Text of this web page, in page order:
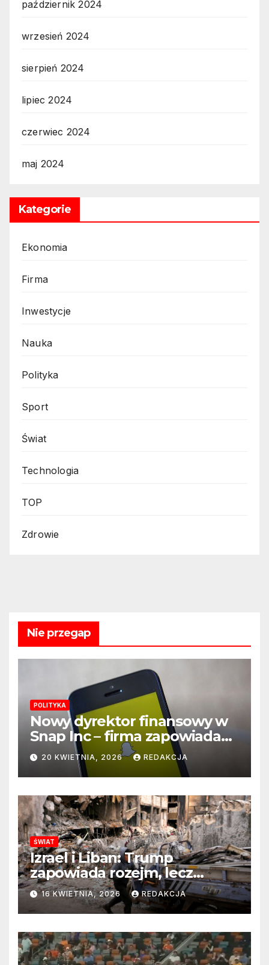
październik 2024
wrzesień 2024
sierpień 2024
lipiec 2024
czerwiec 2024
maj 2024
Kategorie
Ekonomia
Firma
Inwestycje
Nauka
Polityka
Sport
Świat
Technologia
TOP
Zdrowie
Nie przegap
POLITYKA
Nowy dyrektor finansowy w
Snap Inc – firma zapowiada
zmianę na kluczowym
stanowisku
20 KWIETNIA, 2026 REDAKCJA
ŚWIAT
Izrael i Liban: Trump
zapowiada rozejm, lecz
perspektywa zakończenia
wojny wciąż odległa
16 KWIETNIA, 2026 REDAKCJA